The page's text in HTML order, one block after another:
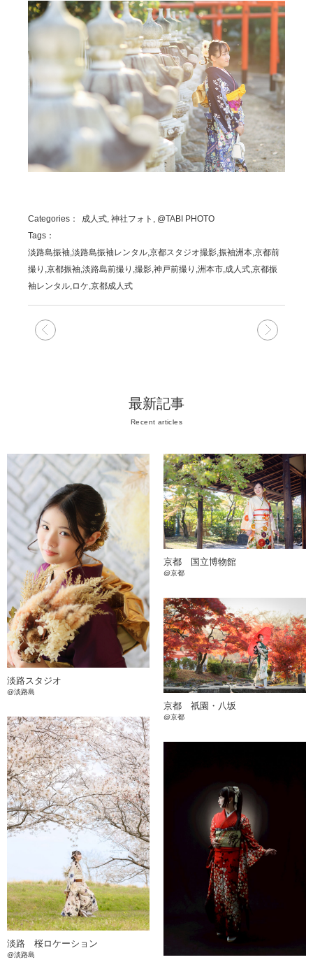
Categories：
成人式, 神社フォト, @TABI PHOTO
Tags：
淡路島振袖,淡路島振袖レンタル,京都スタジオ撮影,振袖洲本,京都前
撮り,京都振袖,淡路島前撮り,撮影,神戸前撮り,洲本市,成人式,京都振
袖レンタル,ロケ,京都成人式
最新記事
Recent articles
淡路スタジオ
@淡路島
京都 国立博物館
@京都
京都 祇園・八坂
@京都
淡路 桜ロケーション
@淡路島